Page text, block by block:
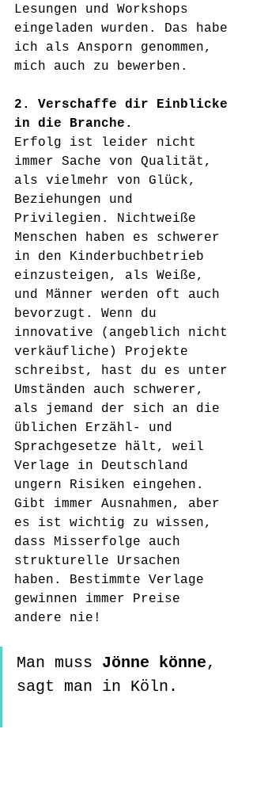
Lesungen und Workshops
eingeladen wurden. Das habe
ich als Ansporn genommen,
mich auch zu bewerben.
2. Verschaffe dir Einblicke
in die Branche.
Erfolg ist leider nicht
immer Sache von Qualität,
als vielmehr von Glück,
Beziehungen und
Privilegien. Nichtweiße
Menschen haben es schwerer
in den Kinderbuchbetrieb
einzusteigen, als Weiße,
und Männer werden oft auch
bevorzugt. Wenn du
innovative (angeblich nicht
verkäufliche) Projekte
schreibst, hast du es unter
Umständen auch schwerer,
als jemand der sich an die
üblichen Erzähl- und
Sprachgesetze hält, weil
Verlage in Deutschland
ungern Risiken eingehen.
Gibt immer Ausnahmen, aber
es ist wichtig zu wissen,
dass Misserfolge auch
strukturelle Ursachen
haben. Bestimmte Verlage
gewinnen immer Preise
andere nie!
Man muss Jönne könne,
sagt man in Köln.